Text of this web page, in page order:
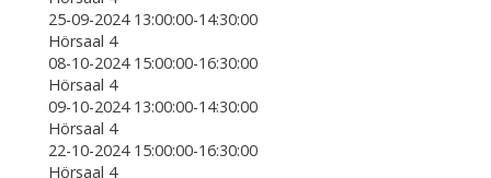
25-09-2024 13:00:00-14:30:00
Hörsaal 4
08-10-2024 15:00:00-16:30:00
Hörsaal 4
09-10-2024 13:00:00-14:30:00
Hörsaal 4
22-10-2024 15:00:00-16:30:00
Hörsaal 4